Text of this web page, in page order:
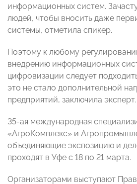
информационных систем.
людей, чтобы вносить даже
системы, отметила спикер.
Поэтому к любому
внедрению информационных
цифровизации следует
это не стало дополнительной
предприятий, заключила эксперт.
35-ая международная
«АгроКомплекс» и
объединяющие экспозицию и
проходят в Уфе с 18 по 21 марта.
Организаторами выступают